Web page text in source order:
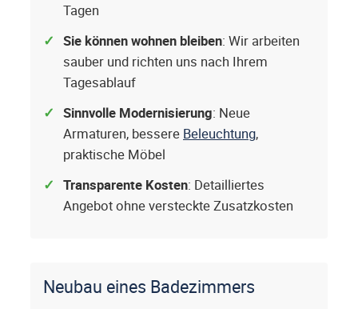
Tagen
Sie können wohnen bleiben: Wir arbeiten
sauber und richten uns nach Ihrem
Tagesablauf
Sinnvolle Modernisierung: Neue
Armaturen, bessere Beleuchtung,
praktische Möbel
Transparente Kosten: Detailliertes
Angebot ohne versteckte Zusatzkosten
Neubau eines Badezimmers